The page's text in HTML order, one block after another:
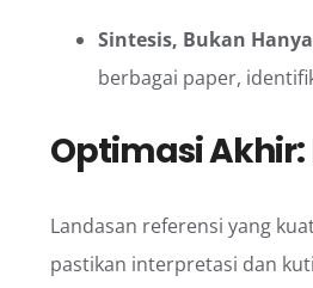
Sintesis, Bukan
berbagai paper,
Optimasi
Landasan referensi yang
pastikan interpretasi dan